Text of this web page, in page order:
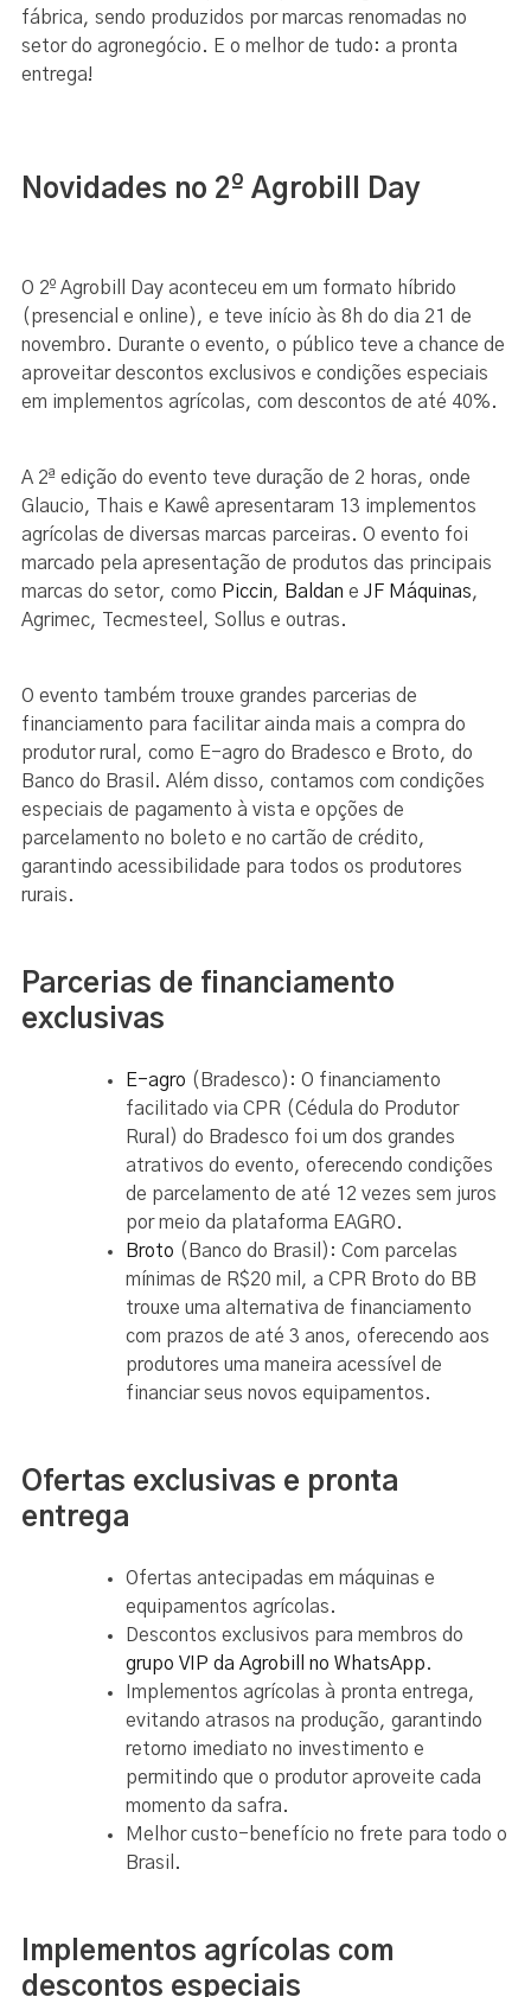
fábrica, sendo produzidos por marcas renomadas no
setor do agronegócio. E o melhor de tudo: a pronta
entrega!
Novidades no 2º Agrobill Day
O 2º Agrobill Day aconteceu em um formato híbrido
(presencial e online), e teve início às 8h do dia 21 de
novembro. Durante o evento, o público teve a chance de
aproveitar descontos exclusivos e condições especiais
em implementos agrícolas, com descontos de até 40%.
A 2ª edição do evento teve duração de 2 horas, onde
Glaucio, Thais e Kawê apresentaram 13 implementos
agrícolas de diversas marcas parceiras. O evento foi
marcado pela apresentação de produtos das principais
marcas do setor, como Piccin, Baldan e JF Máquinas,
Agrimec, Tecmesteel, Sollus e outras.
O evento também trouxe grandes parcerias de
financiamento para facilitar ainda mais a compra do
produtor rural, como E-agro do Bradesco e Broto, do
Banco do Brasil. Além disso, contamos com condições
especiais de pagamento à vista e opções de
parcelamento no boleto e no cartão de crédito,
garantindo acessibilidade para todos os produtores
rurais.
Parcerias de financiamento
exclusivas
E-agro (Bradesco): O financiamento
facilitado via CPR (Cédula do Produtor
Rural) do Bradesco foi um dos grandes
atrativos do evento, oferecendo condições
de parcelamento de até 12 vezes sem juros
por meio da plataforma EAGRO.
Broto (Banco do Brasil): Com parcelas
mínimas de R$20 mil, a CPR Broto do BB
trouxe uma alternativa de financiamento
com prazos de até 3 anos, oferecendo aos
produtores uma maneira acessível de
financiar seus novos equipamentos.
Ofertas exclusivas e pronta
entrega
Ofertas antecipadas em máquinas e
equipamentos agrícolas.
Descontos exclusivos para membros do
grupo VIP da Agrobill no WhatsApp.
Implementos agrícolas à pronta entrega,
evitando atrasos na produção, garantindo
retorno imediato no investimento e
permitindo que o produtor aproveite cada
momento da safra.
Melhor custo-benefício no frete para todo o
Brasil.
Implementos agrícolas com
descontos especiais